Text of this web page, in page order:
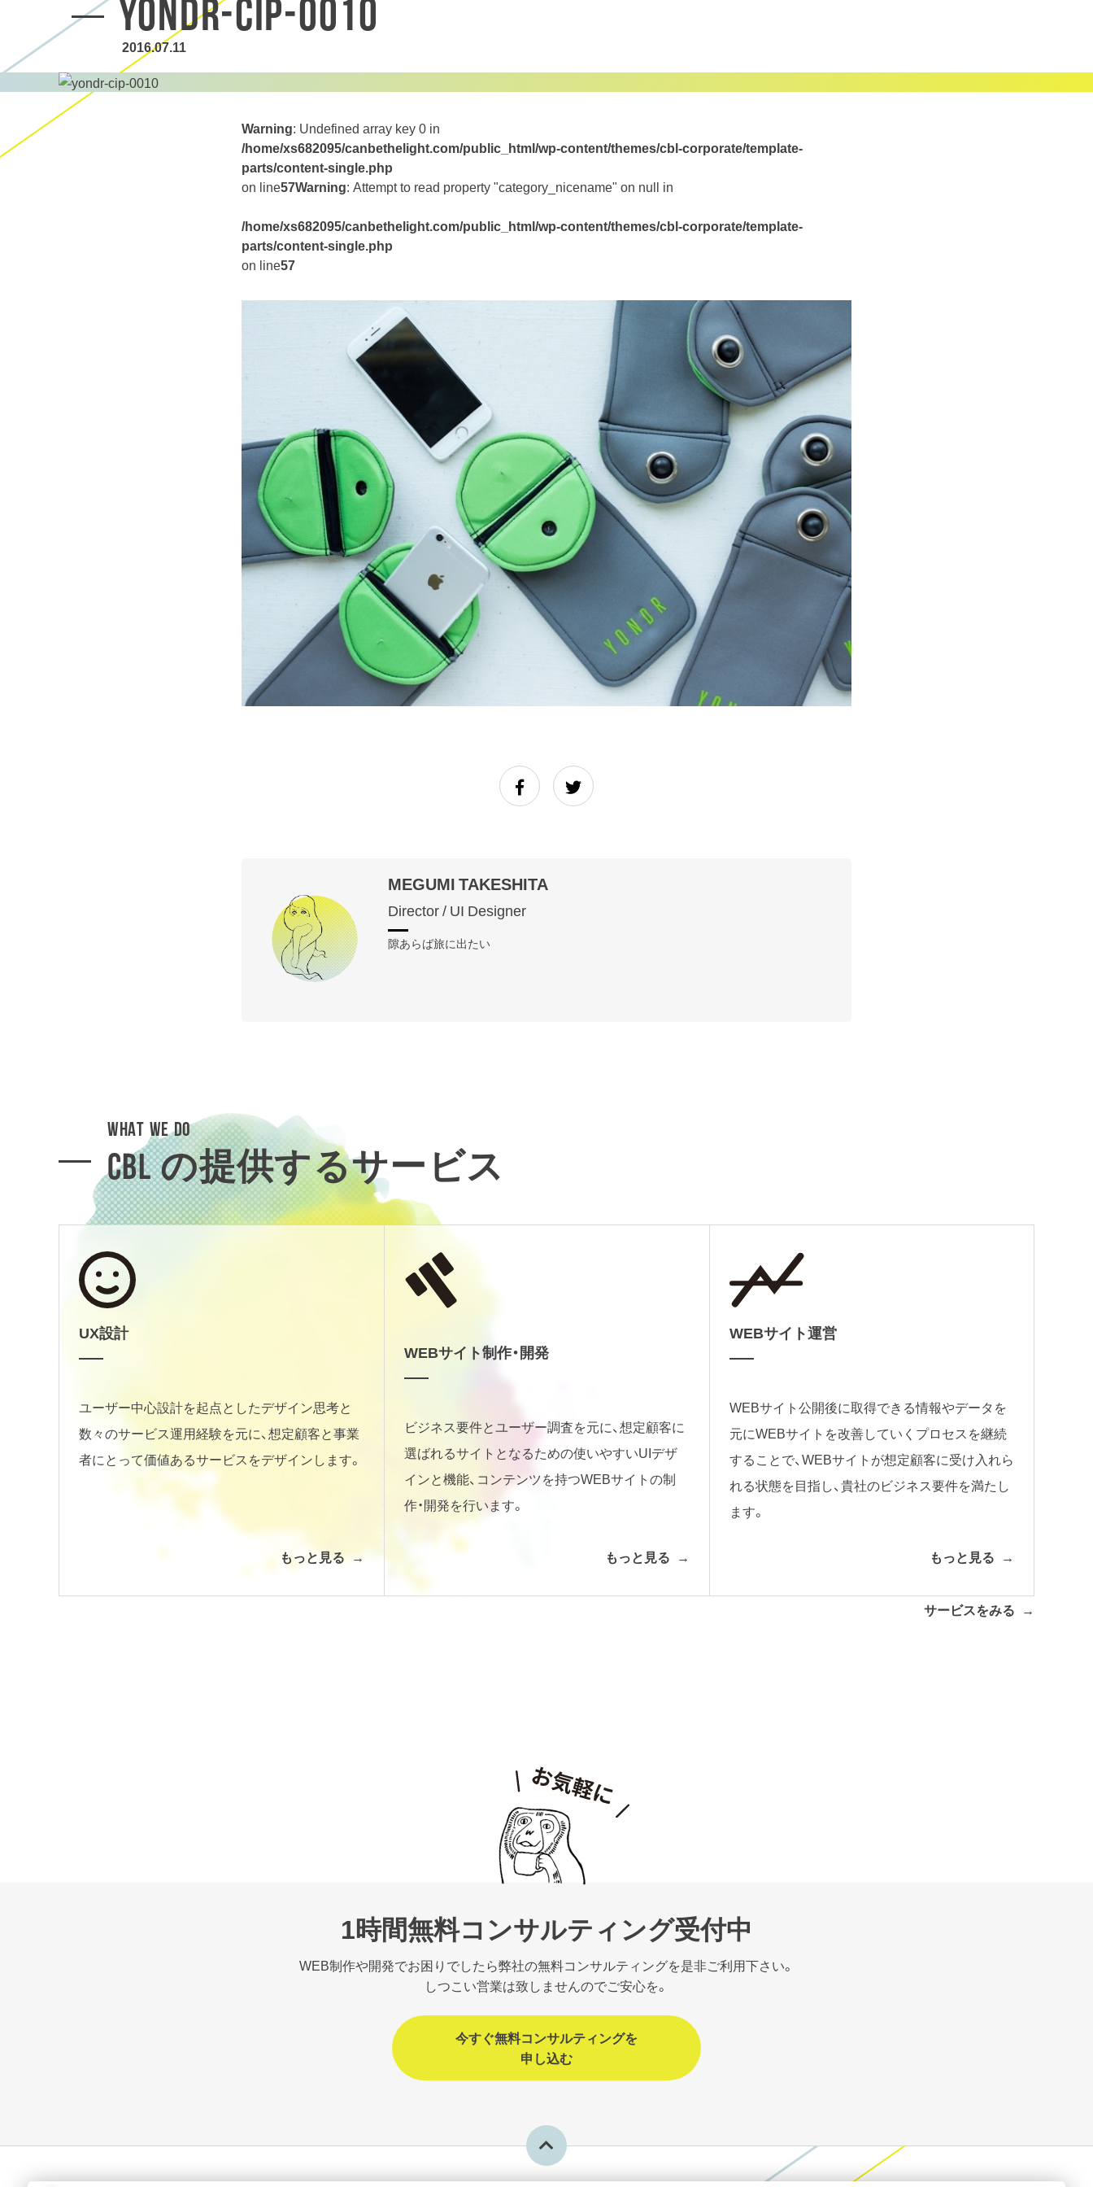
2016.07.11
Warning: Undefined array key 0 in
/home/xs682095/canbethelight.com/public_html/wp-content/themes/cbl-corporate/template-
parts/content-single.php
on line57Warning: Attempt to read property "category_nicename" on null in
/home/xs682095/canbethelight.com/public_html/wp-content/themes/cbl-corporate/template-
parts/content-single.php
on line57
MEGUMI TAKESHITA
Director / UI Designer
隙あらば旅に出たい
WHAT WE DO
CBL の提供するサービス
UX設計
ユーザー中心設計を起点としたデザイン思考と
数々のサービス運用経験を元に、想定顧客と事業
者にとって価値あるサービスをデザインします。
もっと見る
WEBサイト制作・開発
ビジネス要件とユーザー調査を元に、想定顧客に
選ばれるサイトとなるための使いやすいUIデザ
インと機能、コンテンツを持つWEBサイトの制
作・開発を行います。
もっと見る
WEBサイト運営
WEBサイト公開後に取得できる情報やデータを
元にWEBサイトを改善していくプロセスを継続
することで、WEBサイトが想定顧客に受け入れら
れる状態を目指し、貴社のビジネス要件を満たし
ます。
もっと見る
サービスをみる
1時間無料コンサルティング受付中
WEB制作や開発でお困りでしたら弊社の無料コンサルティングを是非ご利用下さい。
しつこい営業は致しませんのでご安心を。
今すぐ無料コンサルティングを
申し込む